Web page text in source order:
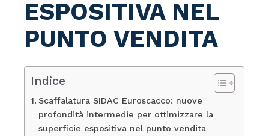
ESPOSITIVA NEL
PUNTO VENDITA
Indice
Scaffalatura SIDAC Euroscacco: nuove
profondità intermedie per ottimizzare la
superficie espositiva nel punto vendita